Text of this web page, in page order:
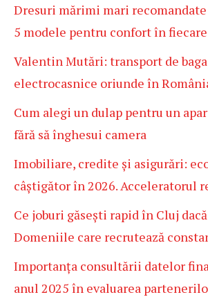
Dresuri mărimi mari recomandate
5 modele pentru confort în
Valentin Mutări: transport de
electrocasnice oriunde în
Cum alegi un dulap pentru un
fără să înghesui camera
Imobiliare, credite și asigurări:
câștigător în 2026. Acceleratorul
Ce joburi găsești rapid în Cluj
Domeniile care recrutează
Importanța consultării datelor
anul 2025 în evaluarea